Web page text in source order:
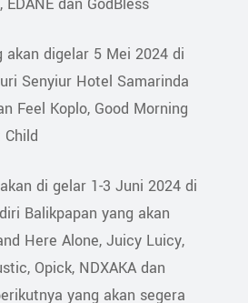
akan digelar 5 Mei 2024 di
Senyiur Hotel Samarinda
Feel Koplo, Good Morning
di gelar 1-3 Juni 2024 di
Balikpapan yang akan
Here Alone, Juicy Luicy,
Opick, NDXAKA dan
yang akan segera